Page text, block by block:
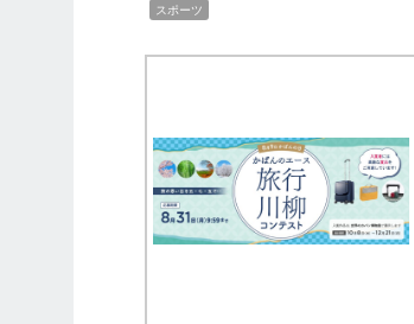
スポーツ